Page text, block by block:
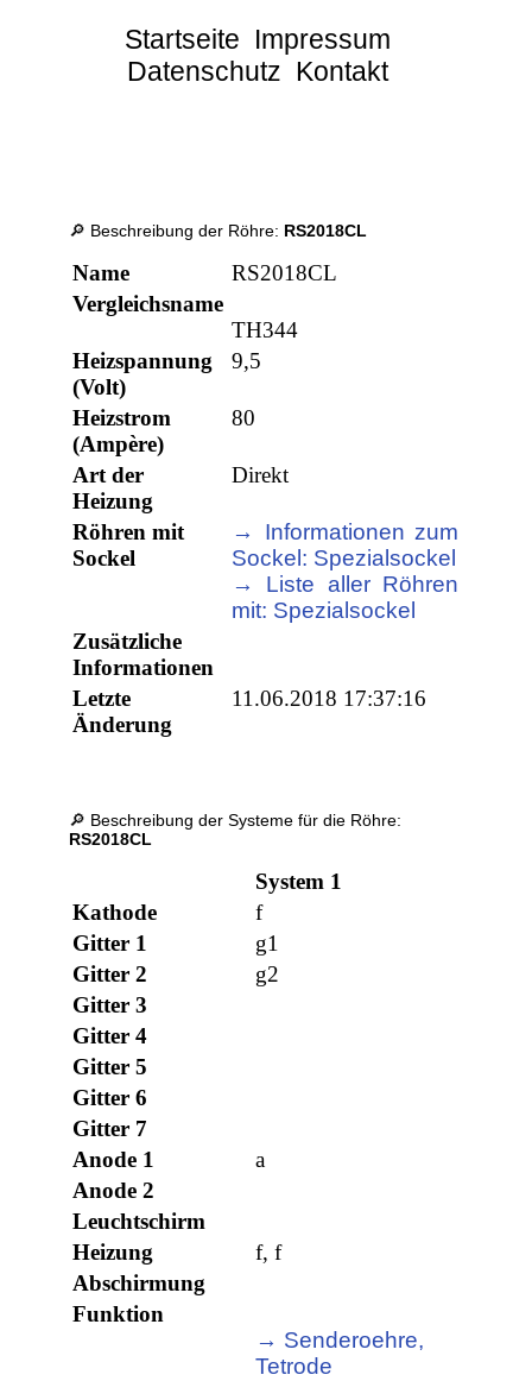
Startseite Impressum
Datenschutz Kontakt
🔎 Beschreibung der Röhre: RS2018CL
Name
RS2018CL
Vergleichsname
TH344
Heizspannung
(Volt)
9,5
Heizstrom
(Ampère)
80
Art der
Heizung
Direkt
Röhren mit
Sockel
→ Informationen zum
Sockel: Spezialsockel
→ Liste aller Röhren
mit: Spezialsockel
Zusätzliche
Informationen
Letzte
Änderung
11.06.2018 17:37:16
🔎 Beschreibung der Systeme für die Röhre:
RS2018CL
System 1
Kathode
f
Gitter 1
g1
Gitter 2
g2
Gitter 3
Gitter 4
Gitter 5
Gitter 6
Gitter 7
Anode 1
a
Anode 2
Leuchtschirm
Heizung
f, f
Abschirmung
Funktion
→ Senderoehre,
Tetrode